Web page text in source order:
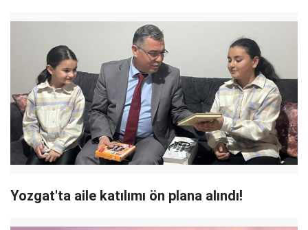
Yozgat'ta aile katılımı ön plana alındı!